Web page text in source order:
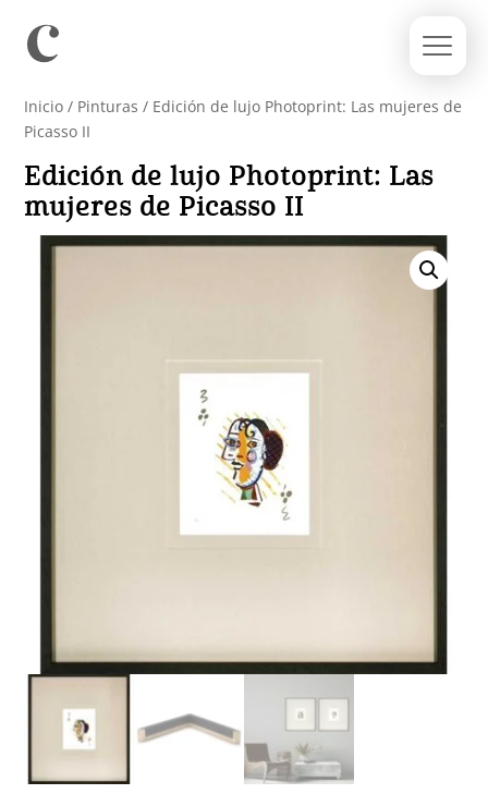
Inicio / Pinturas / Edición de lujo Photoprint: Las mujeres de
Picasso II
Edición de lujo Photoprint: Las
mujeres de Picasso II